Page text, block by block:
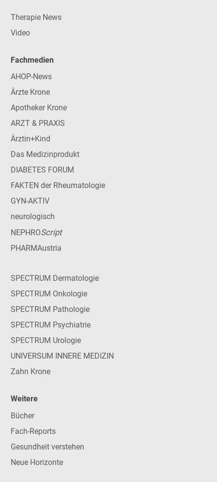
Therapie News
Video
Fachmedien
AHOP-News
Ärzte Krone
Apotheker Krone
ARZT & PRAXIS
Ärztin+Kind
Das Medizinprodukt
DIABETES FORUM
FAKTEN der Rheumatologie
GYN-AKTIV
neurologisch
NEPHROScript
PHARMAustria
SPECTRUM Dermatologie
SPECTRUM Onkologie
SPECTRUM Pathologie
SPECTRUM Psychiatrie
SPECTRUM Urologie
UNIVERSUM INNERE MEDIZIN
Zahn Krone
Weitere
Bücher
Fach-Reports
Gesundheit verstehen
Neue Horizonte